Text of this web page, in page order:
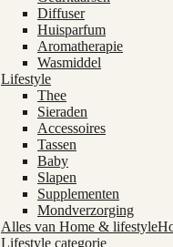
Diffuser
Huisparfum
Aromatherapie
Wasmiddel
Lifestyle
Thee
Sieraden
Accessoires
Tassen
Baby
Slapen
Supplementen
Mondverzorging
Alles van Home & lifestyle
Lifestyle categorie